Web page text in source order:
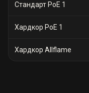
Стандарт PoE 1
Хардкор PoE 1
Хардкор Allflame